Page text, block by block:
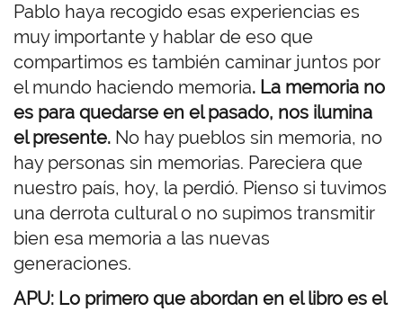
Pablo haya recogido esas experiencias es
muy importante y hablar de eso que
compartimos es también caminar juntos por
el mundo haciendo memoria. La memoria no
es para quedarse en el pasado, nos ilumina
el presente. No hay pueblos sin memoria, no
hay personas sin memorias. Pareciera que
nuestro país, hoy, la perdió. Pienso si tuvimos
una derrota cultural o no supimos transmitir
bien esa memoria a las nuevas
generaciones.
APU: Lo primero que abordan en el libro es el